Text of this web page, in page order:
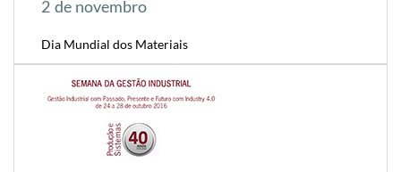
2 de novembro
Dia Mundial dos Materiais